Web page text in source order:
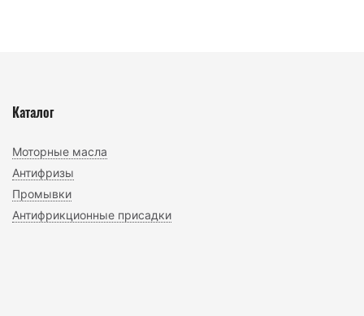
Каталог
Моторные масла
Антифризы
Промывки
Антифрикционные присадки